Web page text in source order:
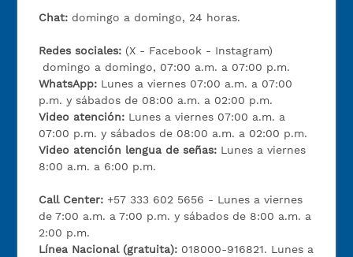
Chat: domingo a domingo, 24 horas.
Redes sociales: (X - Facebook - Instagram)
domingo a domingo, 07:00 a.m. a 07:00 p.m.
WhatsApp: Lunes a viernes 07:00 a.m. a 07:00
p.m. y sábados de 08:00 a.m. a 02:00 p.m.
Video atención: Lunes a viernes 07:00 a.m. a
07:00 p.m. y sábados de 08:00 a.m. a 02:00 p.m.
Video atención lengua de señas: Lunes a viernes
8:00 a.m. a 6:00 p.m.
Call Center:+57 333 602 5656 - Lunes a viernes
de 7:00 a.m. a 7:00 p.m. y sábados de 8:00 a.m. a
2:00 p.m.
Línea Nacional (gratuita): 018000-916821. Lunes a